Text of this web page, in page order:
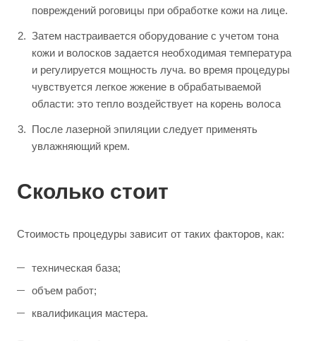
повреждений роговицы при обработке кожи на лице.
Затем настраивается оборудование с учетом тона
кожи и волосков задается необходимая температура
и регулируется мощность луча. во время процедуры
чувствуется легкое жжение в обрабатываемой
области: это тепло воздействует на корень волоса
После лазерной эпиляции следует применять
увлажняющий крем.
Сколько стоит
Стоимость процедуры зависит от таких факторов, как:
техническая база;
объем работ;
квалификация мастера.